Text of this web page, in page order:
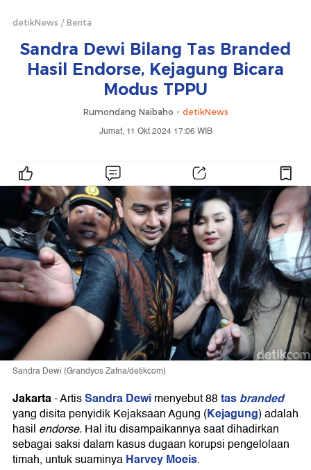
detikNews Berita
Sandra Dewi Bilang Tas Branded
Hasil Endorse, Kejagung Bicara
Modus TPPU
Rumondang Naibaho - detikNews
Jumat, 11 Okt 2024 17:06 WIB
Sandra Dewi (Grandyos Zafna/detikcom)
Jakarta-ArtisSandra Dewimenyebut 88tasbranded
yang disita penyidik Kejaksaan Agung (Kejagung) adalah
hasil endorse.Hal itu disampaikannya saat dihadirkan
sebagai saksi dalam kasus dugaan korupsi pengelolaan
timah, untuk suaminyaHarvey Moeis.